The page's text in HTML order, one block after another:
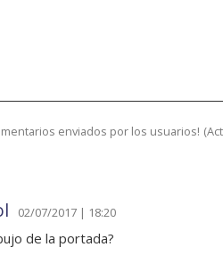
enviados por los usuarios! (
02/07/2017 | 18:20
de la portada?